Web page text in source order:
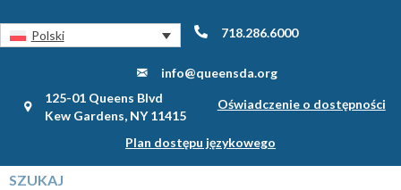
Polski 718.286.6000
info@queensda.org
125-01 Queens Blvd
Kew Gardens, NY 11415
Oświadczenie o dostępności
Plan dostępu językowego